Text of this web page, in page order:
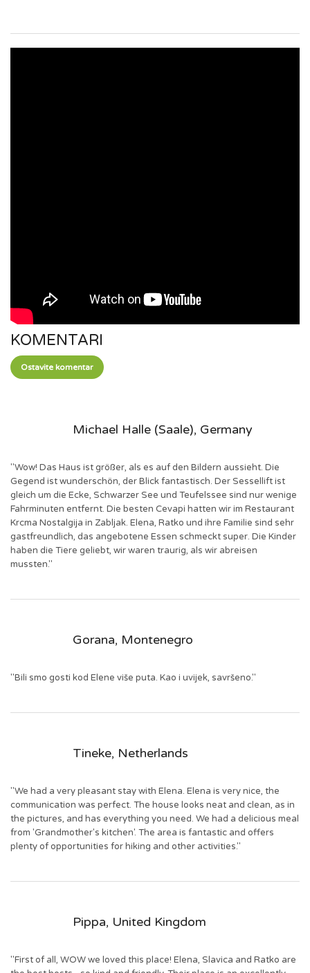
KOMENTARI
Ostavite komentar
Michael Halle (Saale), Germany
"Wow! Das Haus ist größer, als es auf den Bildern aussieht. Die
Gegend ist wunderschön, der Blick fantastisch. Der Sessellift ist
gleich um die Ecke, Schwarzer See und Teufelssee sind nur wenige
Fahrminuten entfernt. Die besten Cevapi hatten wir im Restaurant
Krcma Nostalgija in Zabljak. Elena, Ratko und ihre Familie sind sehr
gastfreundlich, das angebotene Essen schmeckt super. Die Kinder
haben die Tiere geliebt, wir waren traurig, als wir abreisen
mussten."
Gorana, Montenegro
"Bili smo gosti kod Elene više puta. Kao i uvijek, savršeno."
Tineke, Netherlands
"We had a very pleasant stay with Elena. Elena is very nice, the
communication was perfect. The house looks neat and clean, as in
the pictures, and has everything you need. We had a delicious meal
from 'Grandmother's kitchen'. The area is fantastic and offers
plenty of opportunities for hiking and other activities."
Pippa, United Kingdom
"First of all, WOW we loved this place! Elena, Slavica and Ratko are